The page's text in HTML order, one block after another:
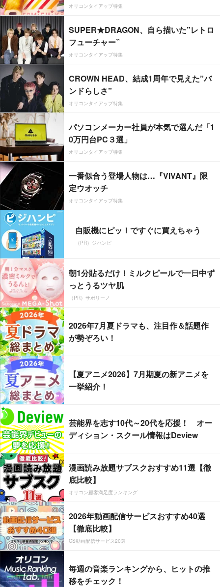
オリコンタイアップ特集
SUPER★DRAGON、自ら描いた”レトロ
フューチャー”
オリコンタイアップ特集
CROWN HEAD、結成1周年で見えた”バ
ンドらしさ”
オリコンタイアップ特集
パソコンメーカー社員が本気で選んだ「1
0万円台PC３選」
オリコンタイアップ特集
一番似合う登場人物は…『VIVANT』限
定ウオッチ
オリコンタイアップ特集
自販機にピッ！ですぐに買えちゃう
（PR）ジハンピ
朝1分貼るだけ！ミルクピールで一日中ず
っとうるツヤ肌
（PR）サボリーノ
2026年7月夏ドラマも、注目作＆話題作
が勢ぞろい！
【夏アニメ2026】7月期夏の新アニメを
一挙紹介！
芸能界を志す10代～20代を応援！ オー
ディション・スクール情報はDeview
漫画読み放題サブスクおすすめ11選【徹
底比較】
オリコン顧客満足度ランキング
2026年動画配信サービスおすすめ40選
【徹底比較】
CS動画配信サービス20選
毎週の音楽ランキングから、ヒットの推
移をチェック！